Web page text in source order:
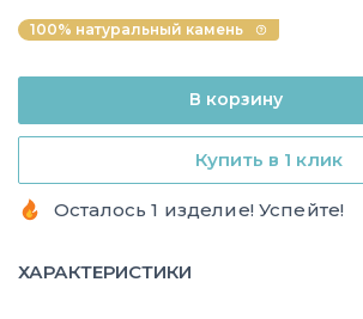
100% натуральный камень
Купить в 1 клик
В корзину
Осталось 1 изделие! Успейте!
ХАРАКТЕРИСТИКИ